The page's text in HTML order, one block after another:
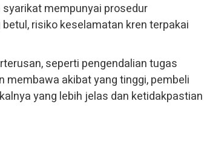
mempunyai prosedur
risiko keselamatan kren terpakai
seperti pengendalian tugas
akibat yang tinggi, pembeli
yang lebih jelas dan ketidakpastian